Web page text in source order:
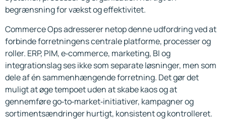
begrænsning for vækst og effektivitet.
Commerce Ops adresserer netop denne udfordring ved at
forbinde forretningens centrale platforme, processer og
roller. ERP, PIM, e‑commerce, marketing, BI og
integrationslag ses ikke som separate løsninger, men som
dele af én sammenhængende forretning. Det gør det
muligt at øge tempoet uden at skabe kaos og at
gennemføre go‑to‑market‑initiativer, kampagner og
sortimentsændringer hurtigt, konsistent og kontrolleret.